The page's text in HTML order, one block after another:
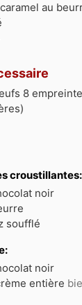
caramel au
8
croustillantes:
noir
soufflé
noir
entière